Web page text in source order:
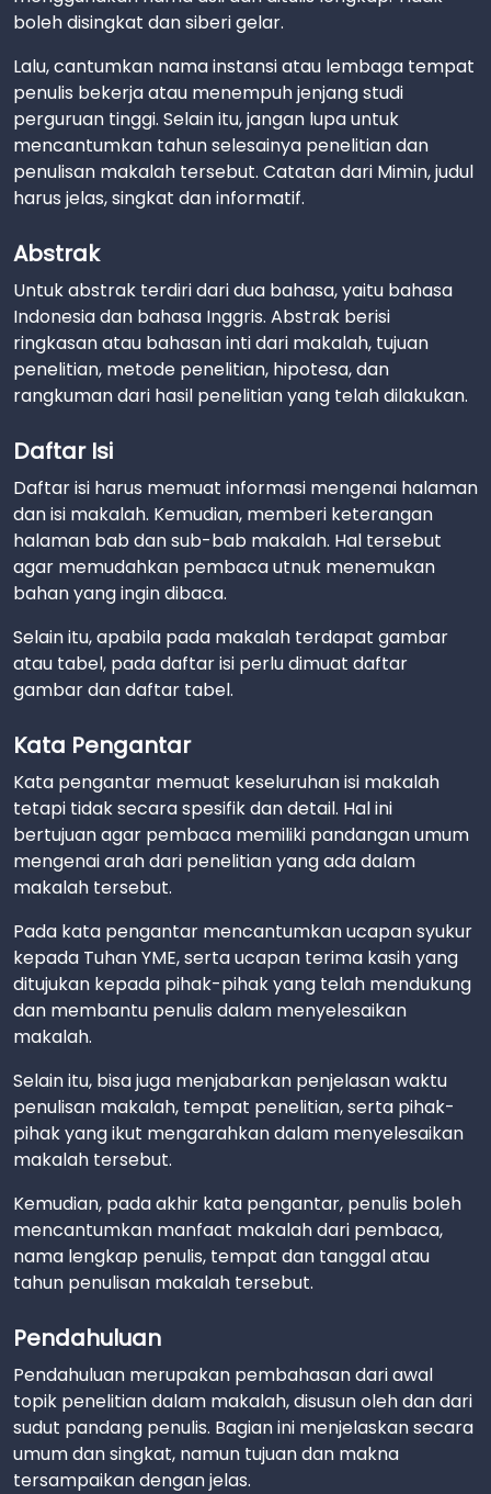
boleh disingkat dan siberi gelar.
Lalu, cantumkan nama instansi atau lembaga tempat
penulis bekerja atau menempuh jenjang studi
perguruan tinggi. Selain itu, jangan lupa untuk
mencantumkan tahun selesainya penelitian dan
penulisan makalah tersebut. Catatan dari Mimin, judul
harus jelas, singkat dan informatif.
Abstrak
Untuk abstrak terdiri dari dua bahasa, yaitu bahasa
Indonesia dan bahasa Inggris. Abstrak berisi
ringkasan atau bahasan inti dari makalah, tujuan
penelitian, metode penelitian, hipotesa, dan
rangkuman dari hasil penelitian yang telah dilakukan.
Daftar Isi
Daftar isi harus memuat informasi mengenai halaman
dan isi makalah. Kemudian, memberi keterangan
halaman bab dan sub-bab makalah. Hal tersebut
agar memudahkan pembaca utnuk menemukan
bahan yang ingin dibaca.
Selain itu, apabila pada makalah terdapat gambar
atau tabel, pada daftar isi perlu dimuat daftar
gambar dan daftar tabel.
Kata Pengantar
Kata pengantar memuat keseluruhan isi makalah
tetapi tidak secara spesifik dan detail. Hal ini
bertujuan agar pembaca memiliki pandangan umum
mengenai arah dari penelitian yang ada dalam
makalah tersebut.
Pada kata pengantar mencantumkan ucapan syukur
kepada Tuhan YME, serta ucapan terima kasih yang
ditujukan kepada pihak-pihak yang telah mendukung
dan membantu penulis dalam menyelesaikan
makalah.
Selain itu, bisa juga menjabarkan penjelasan waktu
penulisan makalah, tempat penelitian, serta pihak-
pihak yang ikut mengarahkan dalam menyelesaikan
makalah tersebut.
Kemudian, pada akhir kata pengantar, penulis boleh
mencantumkan manfaat makalah dari pembaca,
nama lengkap penulis, tempat dan tanggal atau
tahun penulisan makalah tersebut.
Pendahuluan
Pendahuluan merupakan pembahasan dari awal
topik penelitian dalam makalah, disusun oleh dan dari
sudut pandang penulis. Bagian ini menjelaskan secara
umum dan singkat, namun tujuan dan makna
tersampaikan dengan jelas.